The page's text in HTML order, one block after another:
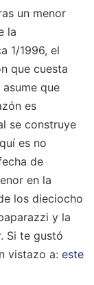
un menor
la
1/1996, el
que cuesta
que
es
se construye
es no
de
en la
los dieciocho
y la
Si te gustó
vistazo a: este